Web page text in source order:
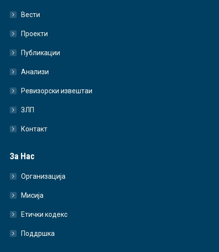
Вести
Проекти
Публикации
Анализи
Ревизорски извештаи
ЗЛП
Контакт
За Нас
Организација
Мисија
Етички кодекс
Поддршка